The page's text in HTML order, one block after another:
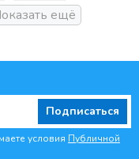
Подписаться
условия Публичной